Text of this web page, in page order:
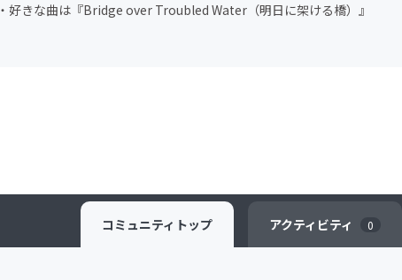
・好きな曲は『Bridge over Troubled Water（明日に架ける橋）』
コミュニティ トップ アクティビティ 0